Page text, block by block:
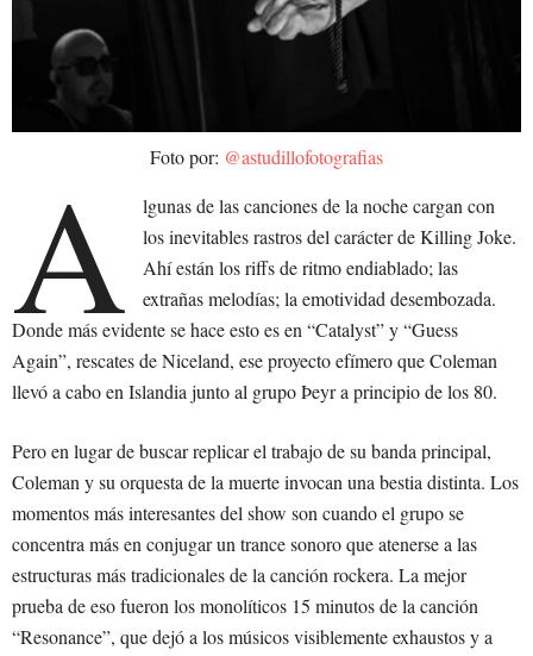
Foto por: @astudillofotografias
A
lgunas de las canciones de la noche cargan con
los inevitables rastros del carácter de Killing Joke.
Ahí están los riffs de ritmo endiablado; las
extrañas melodías; la emotividad desembozada.
Donde más evidente se hace esto es en “Catalyst” y “Guess
Again”, rescates de Niceland, ese proyecto efímero que Coleman
llevó a cabo en Islandia junto al grupo Þeyr a principio de los 80.
Pero en lugar de buscar replicar el trabajo de su banda principal,
Coleman y su orquesta de la muerte invocan una bestia distinta. Los
momentos más interesantes del show son cuando el grupo se
concentra más en conjugar un trance sonoro que atenerse a las
estructuras más tradicionales de la canción rockera. La mejor
prueba de eso fueron los monolíticos 15 minutos de la canción
“Resonance”, que dejó a los músicos visiblemente exhaustos y a